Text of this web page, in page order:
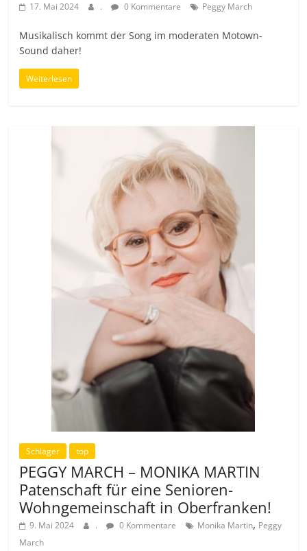
17. Mai 2024 . 0 Kommentare Peggy March
Musikalisch kommt der Song im moderaten Motown-
Sound daher!
Weiterlesen
Schlager top
PEGGY MARCH – MONIKA MARTIN
Patenschaft für eine Senioren-
Wohngemeinschaft in Oberfranken!
9. Mai 2024 . 0 Kommentare Monika Martin, Peggy
March